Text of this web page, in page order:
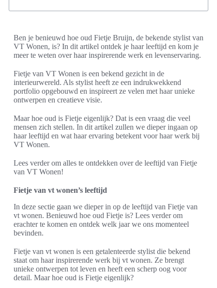
Ben je benieuwd hoe oud Fietje Bruijn, de bekende stylist van
VT Wonen, is? In dit artikel ontdek je haar leeftijd en kom je
meer te weten over haar inspirerende werk en levenservaring.
Fietje van VT Wonen is een bekend gezicht in de
interieurwereld. Als stylist heeft ze een indrukwekkend
portfolio opgebouwd en inspireert ze velen met haar unieke
ontwerpen en creatieve visie.
Maar hoe oud is Fietje eigenlijk? Dat is een vraag die veel
mensen zich stellen. In dit artikel zullen we dieper ingaan op
haar leeftijd en wat haar ervaring betekent voor haar werk bij
VT Wonen.
Lees verder om alles te ontdekken over de leeftijd van Fietje
van VT Wonen!
Fietje van vt wonen’s leeftijd
In deze sectie gaan we dieper in op de leeftijd van Fietje van
vt wonen. Benieuwd hoe oud Fietje is? Lees verder om
erachter te komen en ontdek welk jaar we ons momenteel
bevinden.
Fietje van vt wonen is een getalenteerde stylist die bekend
staat om haar inspirerende werk bij vt wonen. Ze brengt
unieke ontwerpen tot leven en heeft een scherp oog voor
detail. Maar hoe oud is Fietje eigenlijk?